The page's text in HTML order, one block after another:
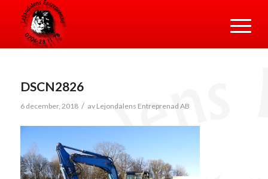
DSCN2826
6 december, 2018 / av Lejondalens Entreprenad AB